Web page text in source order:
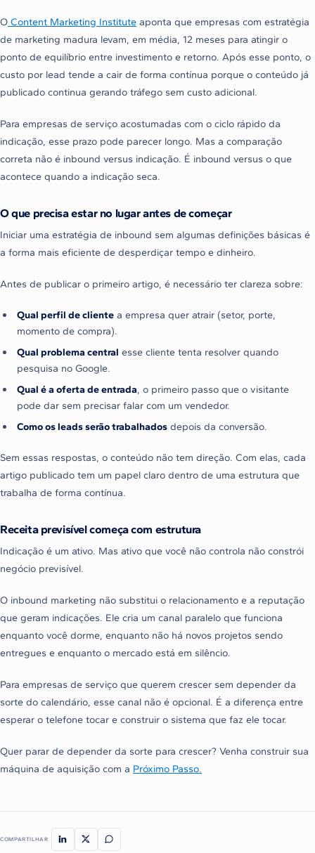
O Content Marketing Institute aponta que empresas com estratégia
de marketing madura levam, em média, 12 meses para atingir o
ponto de equilíbrio entre investimento e retorno. Após esse ponto, o
custo por lead tende a cair de forma contínua porque o conteúdo já
publicado continua gerando tráfego sem custo adicional.
Para empresas de serviço acostumadas com o ciclo rápido da
indicação, esse prazo pode parecer longo. Mas a comparação
correta não é inbound versus indicação. É inbound versus o que
acontece quando a indicação seca.
O que precisa estar no lugar antes de começar
Iniciar uma estratégia de inbound sem algumas definições básicas é
a forma mais eficiente de desperdiçar tempo e dinheiro.
Antes de publicar o primeiro artigo, é necessário ter clareza sobre:
Qual perfil de cliente a empresa quer atrair (setor, porte,
momento de compra).
Qual problema central esse cliente tenta resolver quando
pesquisa no Google.
Qual é a oferta de entrada, o primeiro passo que o visitante
pode dar sem precisar falar com um vendedor.
Como os leads serão trabalhados depois da conversão.
Sem essas respostas, o conteúdo não tem direção. Com elas, cada
artigo publicado tem um papel claro dentro de uma estrutura que
trabalha de forma contínua.
Receita previsível começa com estrutura
Indicação é um ativo. Mas ativo que você não controla não constrói
negócio previsível.
O inbound marketing não substitui o relacionamento e a reputação
que geram indicações. Ele cria um canal paralelo que funciona
enquanto você dorme, enquanto não há novos projetos sendo
entregues e enquanto o mercado está em silêncio.
Para empresas de serviço que querem crescer sem depender da
sorte do calendário, esse canal não é opcional. É a diferença entre
esperar o telefone tocar e construir o sistema que faz ele tocar.
Quer parar de depender da sorte para crescer? Venha construir sua
máquina de aquisição com a Próximo Passo.
COMPARTILHAR